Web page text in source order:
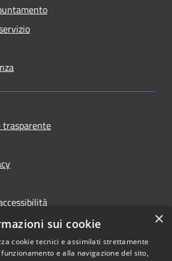
×
sui cookie
cookie tecnici e assimilati strettamente
e alla navigazione del sito,